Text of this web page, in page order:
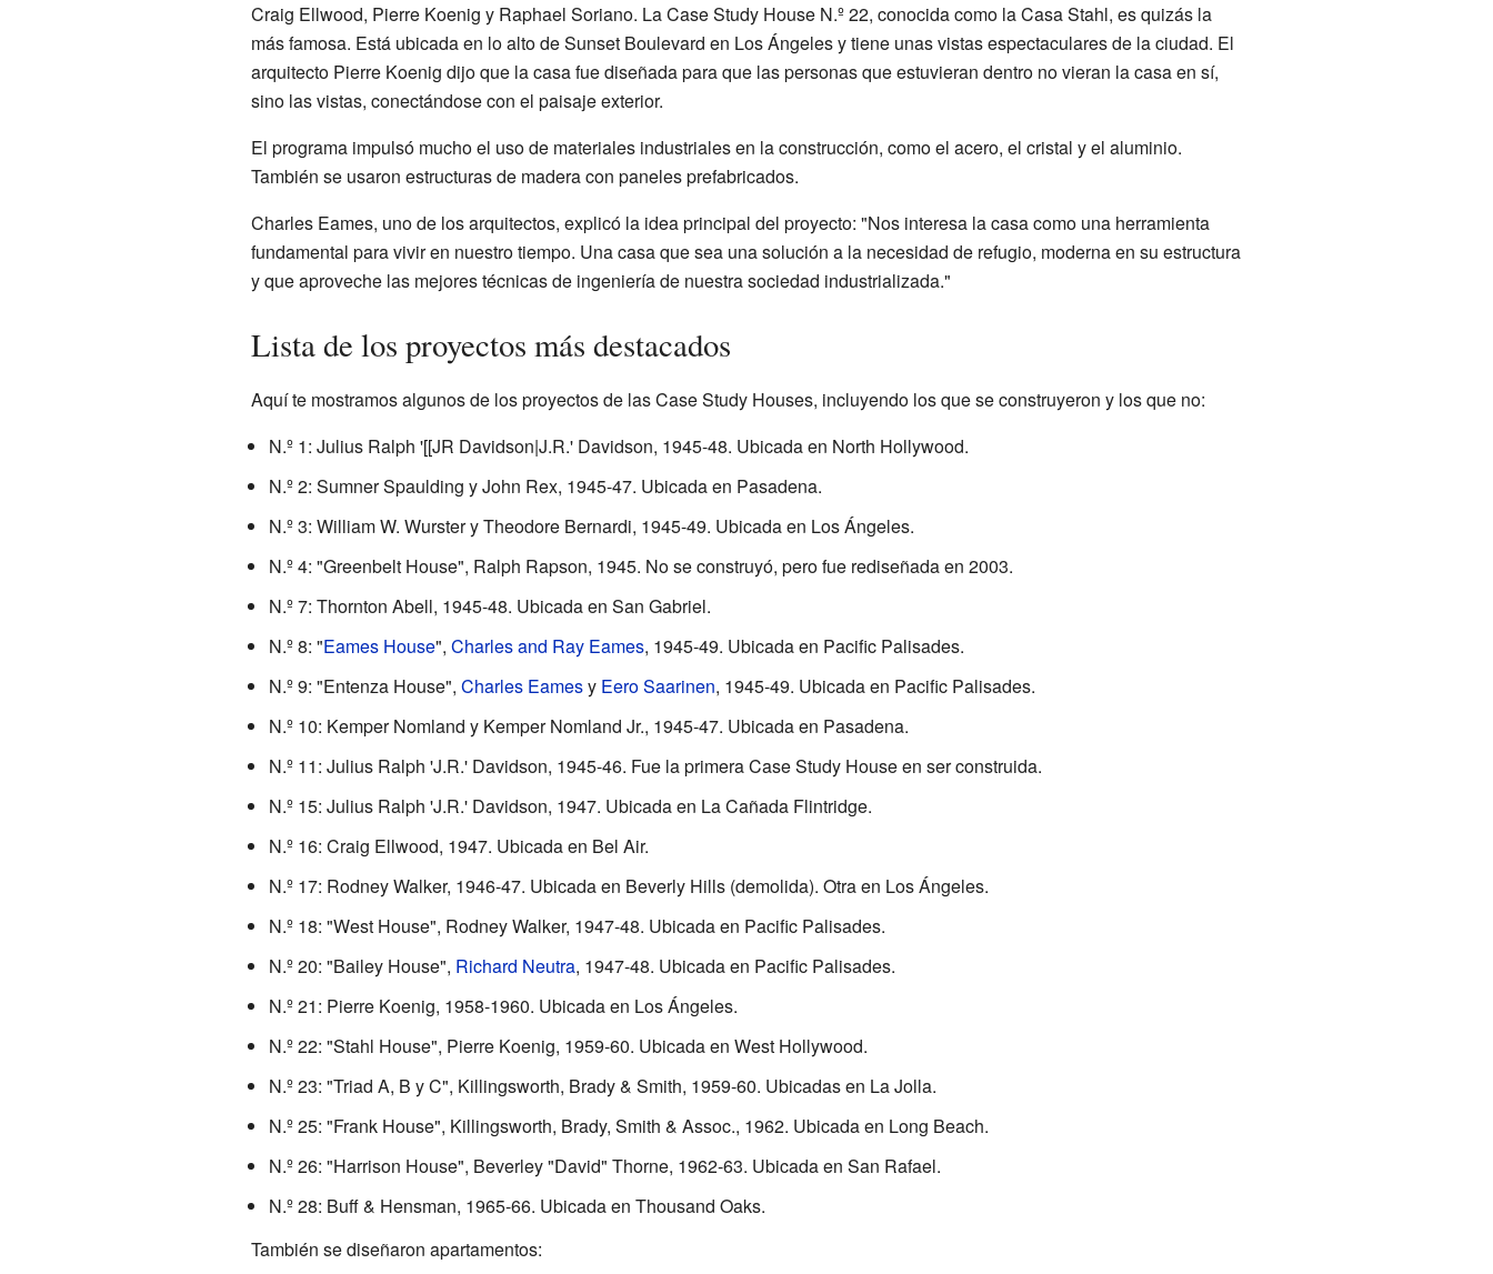
Craig Ellwood, Pierre Koenig y Raphael Soriano. La Case Study House N.º 22, conocida como la Casa Stahl, es quizás la
más famosa. Está ubicada en lo alto de Sunset Boulevard en Los Ángeles y tiene unas vistas espectaculares de la ciudad. El
arquitecto Pierre Koenig dijo que la casa fue diseñada para que las personas que estuvieran dentro no vieran la casa en sí,
sino las vistas, conectándose con el paisaje exterior.
El programa impulsó mucho el uso de materiales industriales en la construcción, como el acero, el cristal y el aluminio.
También se usaron estructuras de madera con paneles prefabricados.
Charles Eames, uno de los arquitectos, explicó la idea principal del proyecto: "Nos interesa la casa como una herramienta
fundamental para vivir en nuestro tiempo. Una casa que sea una solución a la necesidad de refugio, moderna en su estructura
y que aproveche las mejores técnicas de ingeniería de nuestra sociedad industrializada."
Lista de los proyectos más destacados
Aquí te mostramos algunos de los proyectos de las Case Study Houses, incluyendo los que se construyeron y los que no:
N.º 1: Julius Ralph '[[JR Davidson|J.R.' Davidson, 1945-48. Ubicada en North Hollywood.
N.º 2: Sumner Spaulding y John Rex, 1945-47. Ubicada en Pasadena.
N.º 3: William W. Wurster y Theodore Bernardi, 1945-49. Ubicada en Los Ángeles.
N.º 4: "Greenbelt House", Ralph Rapson, 1945. No se construyó, pero fue rediseñada en 2003.
N.º 7: Thornton Abell, 1945-48. Ubicada en San Gabriel.
N.º 8: "Eames House", Charles and Ray Eames, 1945-49. Ubicada en Pacific Palisades.
N.º 9: "Entenza House", Charles Eamesy Eero Saarinen, 1945-49. Ubicada en Pacific Palisades.
N.º 10: Kemper Nomland y Kemper Nomland Jr., 1945-47. Ubicada en Pasadena.
N.º 11: Julius Ralph 'J.R.' Davidson, 1945-46. Fue la primera Case Study House en ser construida.
N.º 15: Julius Ralph 'J.R.' Davidson, 1947. Ubicada en La Cañada Flintridge.
N.º 16: Craig Ellwood, 1947. Ubicada en Bel Air.
N.º 17: Rodney Walker, 1946-47. Ubicada en Beverly Hills (demolida). Otra en Los Ángeles.
N.º 18: "West House", Rodney Walker, 1947-48. Ubicada en Pacific Palisades.
N.º 20: "Bailey House", Richard Neutra, 1947-48. Ubicada en Pacific Palisades.
N.º 21: Pierre Koenig, 1958-1960. Ubicada en Los Ángeles.
N.º 22: "Stahl House", Pierre Koenig, 1959-60. Ubicada en West Hollywood.
N.º 23: "Triad A, B y C", Killingsworth, Brady & Smith, 1959-60. Ubicadas en La Jolla.
N.º 25: "Frank House", Killingsworth, Brady, Smith & Assoc., 1962. Ubicada en Long Beach.
N.º 26: "Harrison House", Beverley "David" Thorne, 1962-63. Ubicada en San Rafael.
N.º 28: Buff & Hensman, 1965-66. Ubicada en Thousand Oaks.
También se diseñaron apartamentos: